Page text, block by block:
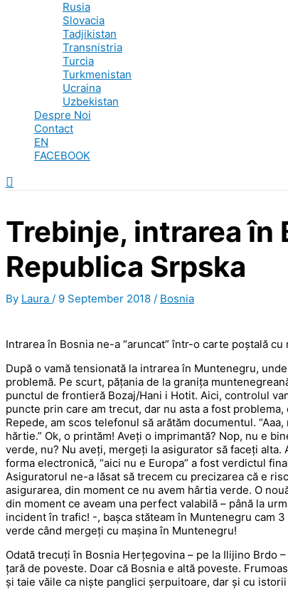
Rusia
Slovacia
Tadjikistan
Transnistria
Turcia
Turkmenistan
Ucraina
Uzbekistan
Despre Noi
Contact
EN
FACEBOOK
Search
Trebinje, intrarea în
Republica Srpska
By Laura / 9 September 2018 / Bosnia
Intrarea în Bosnia ne-a “aruncat” într-o carte poștală
După o vamă tensionată la intrarea în Muntenegru,
problemă. Pe scurt, pățania de la granița
punctul de frontieră Bozaj/Hani i Hotit. Aici, controlul
puncte prin care am trecut, dar nu asta a fost
Repede, am scos telefonul să arătăm documentul.
hărtie.” Ok, o printăm! Aveți o imprimantă? Nop, nu e
verde, nu? Nu aveți, mergeți la asigurator să faceți
forma electronică, “aici nu e Europa” a fost verdictul
Asiguratorul ne-a lăsat să trecem cu precizarea că e
asigurarea, din moment ce nu avem hârtia verde. O
din moment ce aveam una perfect valabilă – până la
incident în trafic! -, bașca stăteam în Muntenegru cam
verde când mergeți cu mașina în Muntenegru!
Odată trecuți în Bosnia Herțegovina – pe la Ilijino Brdo
țară de poveste. Doar că Bosnia e altă poveste.
și taie văile ca niște panglici șerpuitoare, dar și cu